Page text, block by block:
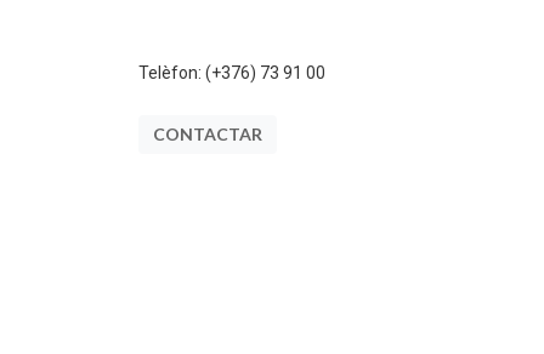
Telèfon: (+376) 73 91 00
CONTACTAR